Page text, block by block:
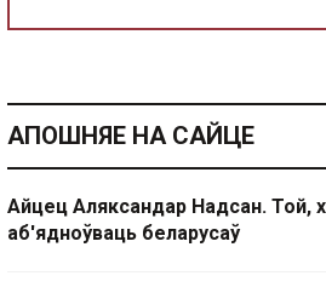
АПОШНЯЕ НА САЙЦЕ
Айцец Аляксандар Надсан. Той,
аб'ядноўваць беларусаў